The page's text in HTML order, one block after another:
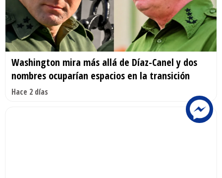
Washington mira más allá de Díaz-Canel y dos
nombres ocuparían espacios en la transición
Hace 2 días